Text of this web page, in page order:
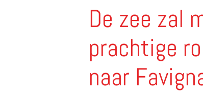
De zee zal
prachtige
naar